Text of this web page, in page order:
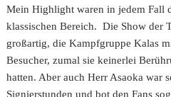
Mein Highlight waren in jedem Fall
klassischen Bereich. Die Show der
großartig, die Kampfgruppe Kalas
Besucher, zumal sie keinerlei
hatten. Aber auch Herr Asaoka war
Signierstunden und bot den Fans